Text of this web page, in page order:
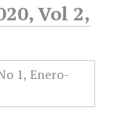
Vol 2,